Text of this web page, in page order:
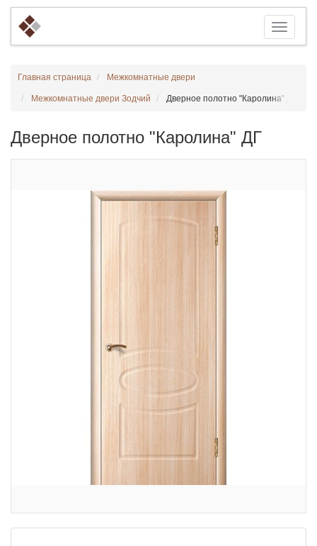
Главная страница Межкомнатные двери
Межкомнатные двери Зодчий Дверное полотно "Каролина" ДГ
Дверное полотно "Каролина" ДГ